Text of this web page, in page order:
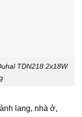
TDN218 2x18W
lang, nhà ở,